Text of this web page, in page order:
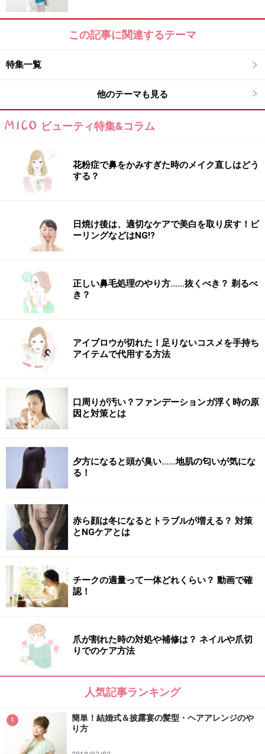
この記事に関連するテーマ
特集一覧
他のテーマも見る
ビューティ特集&コラム
花粉症で鼻をかみすぎた時のメイク直しはどう
する？
日焼け後は、適切なケアで美白を取り戻す！ピ
ーリングなどはNG!?
正しい鼻毛処理のやり方……抜くべき？ 剃るべ
き？
アイブロウが切れた！足りないコスメを手持ち
アイテムで代用する方法
口周りが汚い？ファンデーションガ浮く時の原
因と対策とは
夕方になると頭が臭い……地肌の匂いが気にな
る！
赤ら顔は冬になるとトラブルが増える？ 対策
とNGケアとは
チークの適量って一体どれくらい？ 動画で確
認！
爪が割れた時の対処や補修は？ ネイルや爪切
りでのケア方法
人気記事ランキング
1
簡単！結婚式＆披露宴の髪型・ヘアアレンジのや
り方